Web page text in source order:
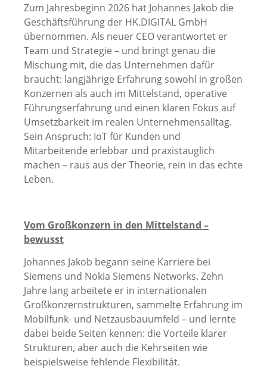
Zum Jahresbeginn 2026 hat Johannes Jakob die
Geschäftsführung der HK.DIGITAL GmbH
übernommen. Als neuer CEO verantwortet er
Team und Strategie – und bringt genau die
Mischung mit, die das Unternehmen dafür
braucht: langjährige Erfahrung sowohl in großen
Konzernen als auch im Mittelstand, operative
Führungserfahrung und einen klaren Fokus auf
Umsetzbarkeit im realen Unternehmensalltag.
Sein Anspruch: IoT für Kunden und
Mitarbeitende erlebbar und praxistauglich
machen – raus aus der Theorie, rein in das echte
Leben.
Vom Großkonzern in den Mittelstand –
bewusst
Johannes Jakob begann seine Karriere bei
Siemens und Nokia Siemens Networks. Zehn
Jahre lang arbeitete er in internationalen
Großkonzernstrukturen, sammelte Erfahrung im
Mobilfunk- und Netzausbauumfeld – und lernte
dabei beide Seiten kennen: die Vorteile klarer
Strukturen, aber auch die Kehrseiten wie
beispielsweise fehlende Flexibilität.